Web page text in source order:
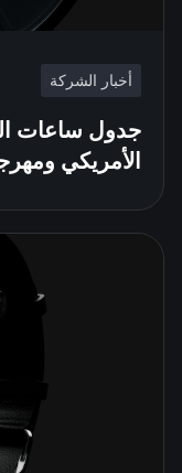
أخبار الشركة
جدول ساعات
الأمريكي